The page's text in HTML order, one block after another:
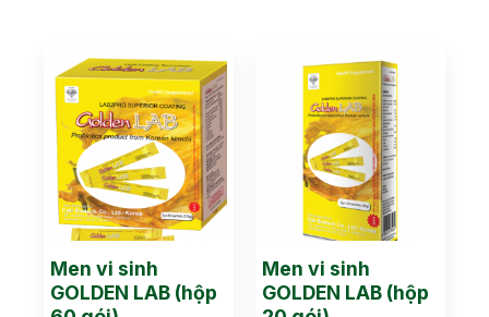
Men vi sinh
GOLDEN LAB (hộp
Men vi sinh
GOLDEN LAB (hộp